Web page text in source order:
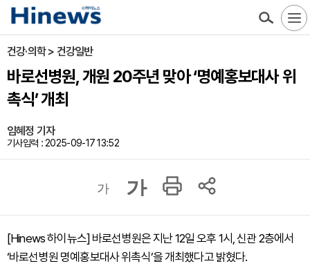
건강·의학 > 건강일반
바로선병원, 개원 20주년 맞아 ‘명예홍보대사 위
촉식’ 개최
임혜정 기자
기사입력 : 2025-09-17 13:52
가 가
[Hinews 하이뉴스] 바로선병원은 지난 12일 오후 1시, 신관 2층에서
‘바로선병원 명예홍보대사 위촉식’을 개최했다고 밝혔다.